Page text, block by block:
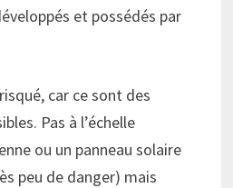
et possédés par
car ce sont des
Pas à l’échelle
ou un panneau solaire
peu de danger) mais